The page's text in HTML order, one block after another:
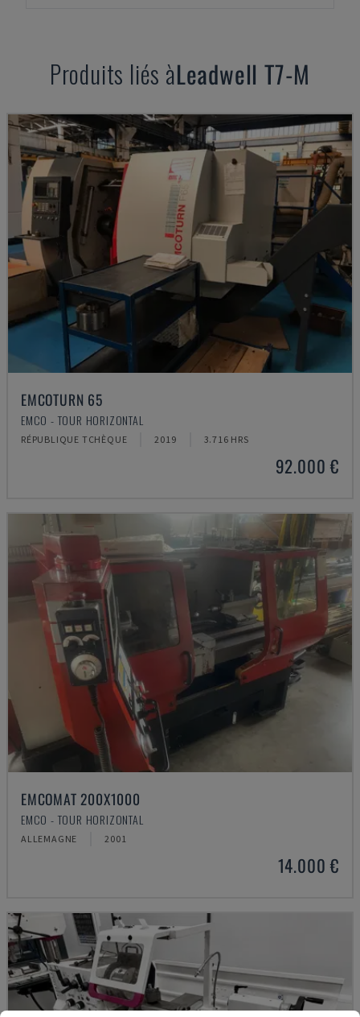
Produits liés àLeadwell T7-M
EMCOTURN 65
EMCO - TOUR HORIZONTAL
RÉPUBLIQUE TCHÈQUE 2019 3.716 HRS
92.000 €
EMCOMAT 200X1000
EMCO - TOUR HORIZONTAL
ALLEMAGNE 2001
14.000 €